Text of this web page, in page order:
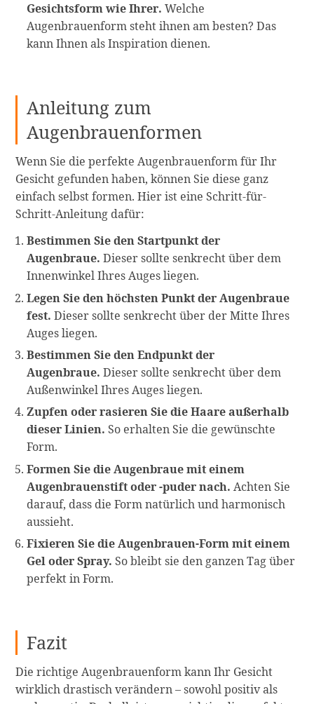
Gesichtsform wie Ihrer. Welche
Augenbrauenform steht ihnen am besten? Das
kann Ihnen als Inspiration dienen.
Anleitung zum
Augenbrauenformen
Wenn Sie die perfekte Augenbrauenform für Ihr
Gesicht gefunden haben, können Sie diese ganz
einfach selbst formen. Hier ist eine Schritt-für-
Schritt-Anleitung dafür:
Bestimmen Sie den Startpunkt der
Augenbraue. Dieser sollte senkrecht über dem
Innenwinkel Ihres Auges liegen.
Legen Sie den höchsten Punkt der Augenbraue
fest. Dieser sollte senkrecht über der Mitte Ihres
Auges liegen.
Bestimmen Sie den Endpunkt der
Augenbraue. Dieser sollte senkrecht über dem
Außenwinkel Ihres Auges liegen.
Zupfen oder rasieren Sie die Haare außerhalb
dieser Linien. So erhalten Sie die gewünschte
Form.
Formen Sie die Augenbraue mit einem
Augenbrauenstift oder -puder nach. Achten Sie
darauf, dass die Form natürlich und harmonisch
aussieht.
Fixieren Sie die Augenbrauen-Form mit einem
Gel oder Spray. So bleibt sie den ganzen Tag über
perfekt in Form.
Fazit
Die richtige Augenbrauenform kann Ihr Gesicht
wirklich drastisch verändern – sowohl positiv als